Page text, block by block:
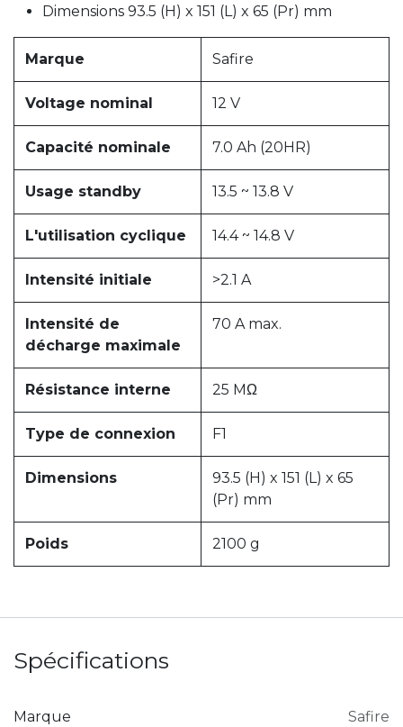
Dimensions 93.5 (H) x 151 (L) x 65 (Pr) mm
Marque Safire
Voltage nominal 12 V
Capacité nominale 7.0 Ah (20HR)
Usage standby 13.5 ~ 13.8 V
L'utilisation cyclique 14.4 ~ 14.8 V
Intensité initiale >2.1 A
Intensité de
décharge maximale
70 A max.
Résistance interne 25 MΩ
Type de connexion F1
Dimensions
93.5 (H) x 151 (L) x 65
(Pr) mm
Poids 2100 g
Spécifications
Marque Safire